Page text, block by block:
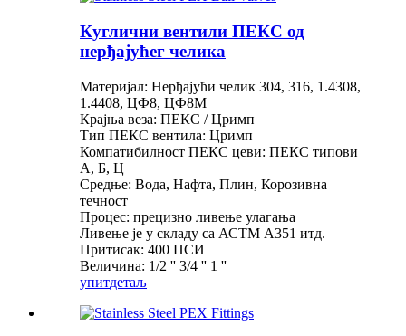
Куглични вентили ПЕКС од
нерђајућег челика
Материјал: Нерђајући челик 304, 316, 1.4308,
1.4408, ЦФ8, ЦФ8М
Крајња веза: ПЕКС / Цримп
Тип ПЕКС вентила: Цримп
Компатибилност ПЕКС цеви: ПЕКС типови
А, Б, Ц
Средње: Вода, Нафта, Плин, Корозивна
течност
Процес: прецизно ливење улагања
Ливење је у складу са АСТМ А351 итд.
Притисак: 400 ПСИ
Величина: 1/2 '' 3/4 '' 1 ''
упитдетаљ